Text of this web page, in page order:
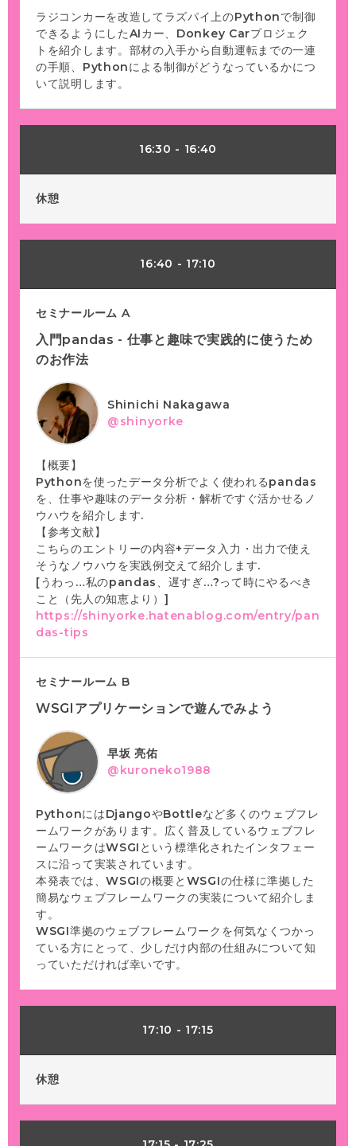
ラジコンカーを改造してラズパイ上のPythonで制御
できるようにしたAIカー、Donkey Carプロジェク
トを紹介します。部材の入手から自動運転までの一連
の手順、Pythonによる制御がどうなっているかにつ
いて説明します。
16:30 - 16:40
休憩
16:40 - 17:10
セミナールーム A
入門pandas - 仕事と趣味で実践的に使うため
のお作法
Shinichi Nakagawa
@shinyorke
【概要】
Pythonを使ったデータ分析でよく使われるpandas
を、仕事や趣味のデータ分析・解析ですぐ活かせるノ
ウハウを紹介します.
【参考文献】
こちらのエントリーの内容+データ入力・出力で使え
そうなノウハウを実践例交えて紹介します.
[うわっ…私のpandas、遅すぎ…?って時にやるべき
こと（先人の知恵より）]
https://shinyorke.hatenablog.com/entry/pan
das-tips
セミナールーム B
WSGIアプリケーションで遊んでみよう
早坂 亮佑
@kuroneko1988
PythonにはDjangoやBottleなど多くのウェブフレ
ームワークがあります。広く普及しているウェブフレ
ームワークはWSGIという標準化されたインタフェー
スに沿って実装されています。
本発表では、WSGIの概要とWSGIの仕様に準拠した
簡易なウェブフレームワークの実装について紹介しま
す。
WSGI準拠のウェブフレームワークを何気なくつかっ
ている方にとって、少しだけ内部の仕組みについて知
っていただければ幸いです。
17:10 - 17:15
休憩